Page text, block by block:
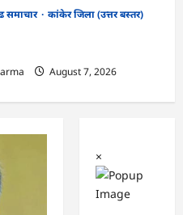
समाचार
कांकेर जिला (उत्तर बस्तर)
August 7, 2026
×